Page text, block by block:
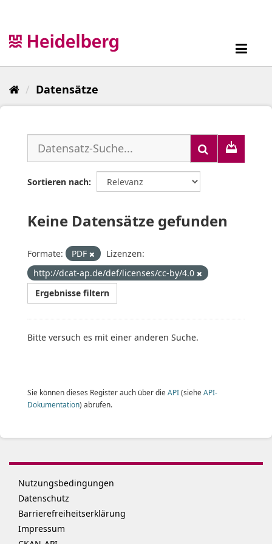
Datensätze
Sortieren nach
Keine Datensätze gefunden
Formate: PDF
Lizenzen:
http://dcat-ap.de/def/licenses/cc-by/4.0
Ergebnisse filtern
Bitte versuch es mit einer anderen Suche.
Sie können dieses Register auch über die API(siehe API-
Dokumentation) abrufen.
Nutzungsbedingungen
Datenschutz
Barrierefreiheitserklärung
Impressum